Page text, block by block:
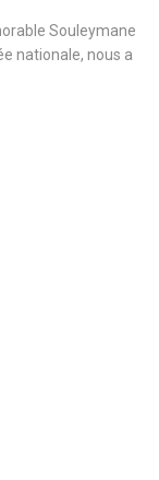
Souleymane
nationale, nous a